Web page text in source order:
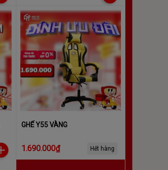
GHẾ Y55 VÀNG
1.690.000₫ Hết hàng